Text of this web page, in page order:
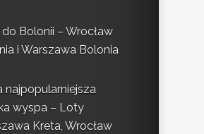
Bolonii – Wrocław
i Warszawa Bolonia
najpopularniejsza
wyspa – Loty
Kreta, Wrocław